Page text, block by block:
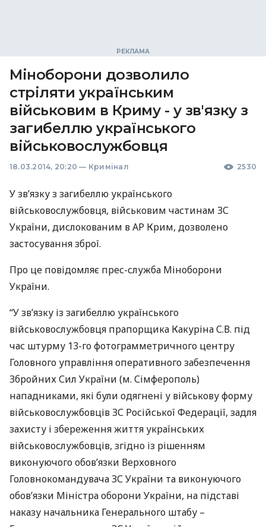
Міноборони дозволило
стріляти українським
військовим в Криму - у зв'язку з
загибеллю українського
військовослужбовця
18.03.2014, 20:20 — Кримінал 2530
У зв’язку з загибеллю українського
військовослужбовця, військовим частинам ЗС
України, дислокованим в АР Крим, дозволено
застосування зброї.
Про це повідомляє прес-служба Міноборони
України.
“У зв’язку із загибеллю українського
військовослужбовця прапорщика Какуріна С.В. під
час штурму 13-го фотограмметричного центру
Головного управління оперативного забезпечення
Збройних Сил України (м. Сімферополь)
нападниками, які були одягнені у військову форму
військовослужбовців ЗС Російської Федерації, задля
захисту і збереження життя українських
військовослужбовців, згідно із рішенням
виконуючого обов’язки Верховного
Головнокомандувача ЗС України та виконуючого
обов’язки Міністра оборони України, на підставі
наказу начальника Генерального штабу –